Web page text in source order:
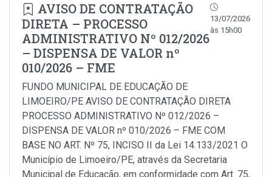
AVISO DE CONTRATAÇÃO
DIRETA – PROCESSO
ADMINISTRATIVO Nº 012/2026
– DISPENSA DE VALOR nº
010/2026 – FME
13/07/2026
às 15h00
FUNDO MUNICIPAL DE EDUCAÇÃO DE
LIMOEIRO/PE AVISO DE CONTRATAÇÃO DIRETA
PROCESSO ADMINISTRATIVO Nº 012/2026 –
DISPENSA DE VALOR nº 010/2026 – FME COM
BASE NO ART. Nº 75, INCISO II da Lei 14.133/2021 O
Município de Limoeiro/PE, através da Secretaria
Municipal de Educação, em conformidade com Art. 75,